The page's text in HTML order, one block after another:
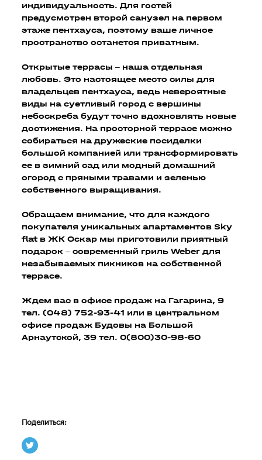
индивидуальность. Для гостей
предусмотрен второй санузел на первом
этаже пентхауса, поэтому ваше личное
пространство останется приватным.
Открытые террасы – наша отдельная
любовь. Это настоящее место силы для
владельцев пентхауса, ведь невероятные
виды на суетливый город с вершины
небоскреба будут точно вдохновлять новые
достижения. На просторной террасе можно
собираться на дружеские посиделки
большой компанией или трансформировать
ее в зимний сад или модный домашний
огород с пряными травами и зеленью
собственного выращивания.
Обращаем внимание, что для каждого
покупателя уникальных апартаментов Sky
flat в ЖК Оскар мы приготовили приятный
подарок – современный гриль Weber для
незабываемых пикников на собственной
террасе.
Ждем вас в офисе продаж на Гагарина, 9
тел. (048) 752-93-41 или в центральном
офисе продаж Будовы на Большой
Арнаутской, 39 тел. 0(800)30-98-60
Поделиться: